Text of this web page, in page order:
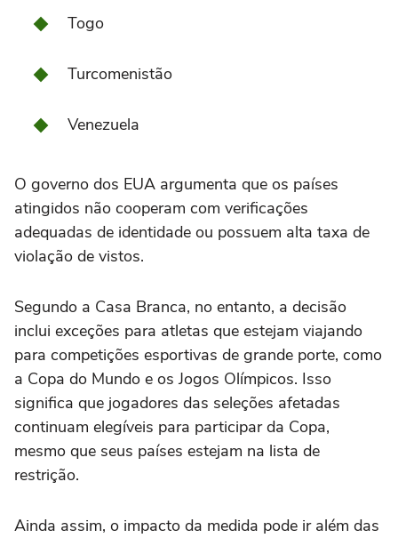
Togo
Turcomenistão
Venezuela
O governo dos EUA argumenta que os países
atingidos não cooperam com verificações
adequadas de identidade ou possuem alta taxa de
violação de vistos.
Segundo a Casa Branca, no entanto, a decisão
inclui exceções para atletas que estejam viajando
para competições esportivas de grande porte, como
a Copa do Mundo e os Jogos Olímpicos. Isso
significa que jogadores das seleções afetadas
continuam elegíveis para participar da Copa,
mesmo que seus países estejam na lista de
restrição.
Ainda assim, o impacto da medida pode ir além das